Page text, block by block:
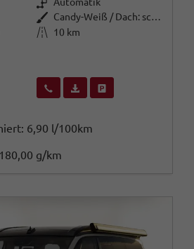
Außenfarbe
Candy-Weiß / Dach: schwarz
Kilometerstand
10 km
Wir rufen Sie anFahrzeugexposé (PDF)
6,90 l/100km
180,00 g/km